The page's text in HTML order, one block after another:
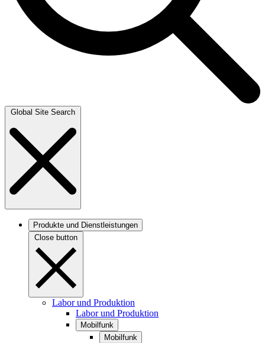
Global Site Search
Produkte und Dienstleistungen
Close button
Labor und Produktion
Labor und Produktion
Mobilfunk
Mobilfunk